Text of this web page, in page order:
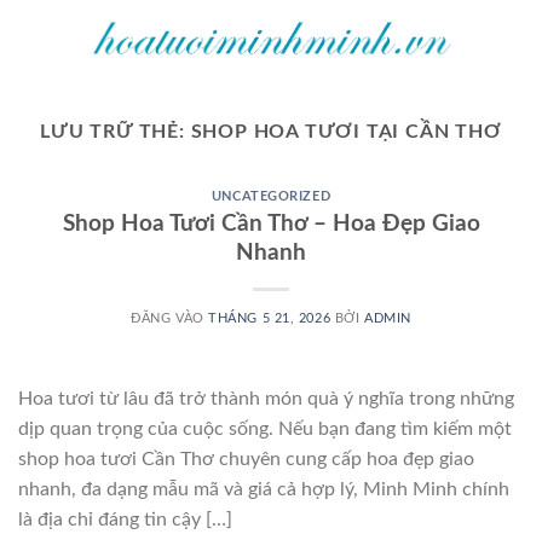
LƯU TRỮ THẺ: SHOP HOA TƯƠI TẠI CẦN THƠ
UNCATEGORIZED
Shop Hoa Tươi Cần Thơ – Hoa Đẹp Giao
Nhanh
ĐĂNG VÀOTHÁNG 5 21, 2026 BỞI ADMIN
Hoa tươi từ lâu đã trở thành món quà ý nghĩa trong những
dịp quan trọng của cuộc sống. Nếu bạn đang tìm kiếm một
shop hoa tươi Cần Thơ chuyên cung cấp hoa đẹp giao
nhanh, đa dạng mẫu mã và giá cả hợp lý, Minh Minh chính
là địa chỉ đáng tin cậy […]